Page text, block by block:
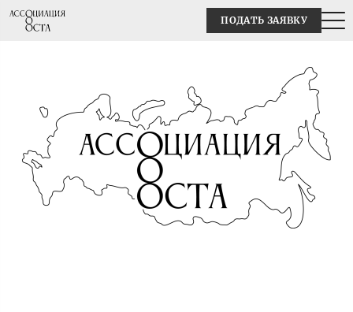
ПОДАТЬ ЗАЯВКУ